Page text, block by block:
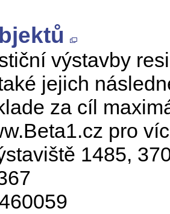
výstavby
jejich
za cíl
pro
1485,